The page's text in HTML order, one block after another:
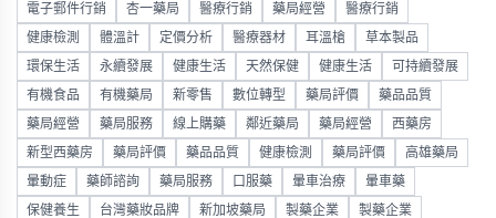
電子郵件行銷 杏一藥局 醫療行銷 藥局經營 醫療行銷
健康檢測 體溫計 定價分析 醫療器材 耳溫槍 草本製品
環保生活 永續發展 健康生活 天然保健 健康生活 可持續發展
有機食品 有機藥局 新零售 數位轉型 藥局評價 藥品品質
藥局經營 藥局服務 線上購藥 鄰近藥局 藥局經營 西藥房
新型西藥房 藥局評價 藥品品質 健康檢測 藥局評價 高雄藥局
暈動症 藥師諮詢 藥局服務 口服藥 暈車治療 暈車藥
保健養生 台灣藥妝品牌 新加坡藥局 製藥企業 製藥企業